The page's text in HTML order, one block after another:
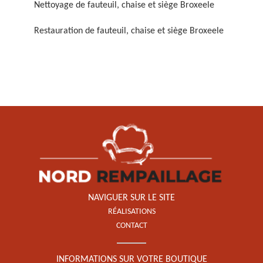
Nettoyage de fauteuil, chaise et siège Broxeele
Restauration de fauteuil, chaise et siège Broxeele
NAVIGUER SUR LE SITE
RÉALISATIONS
CONTACT
INFORMATIONS SUR VOTRE BOUTIQUE